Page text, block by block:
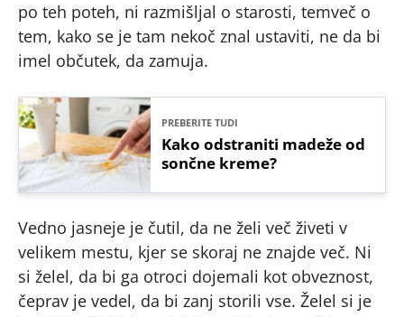
po teh poteh, ni razmišljal o starosti, temveč o
tem, kako se je tam nekoč znal ustaviti, ne da bi
imel občutek, da zamuja.
PREBERITE TUDI
Kako odstraniti madeže od
sončne kreme?
Vedno jasneje je čutil, da ne želi več živeti v
velikem mestu, kjer se skoraj ne znajde več. Ni
si želel, da bi ga otroci dojemali kot obveznost,
čeprav je vedel, da bi zanj storili vse. Želel si je